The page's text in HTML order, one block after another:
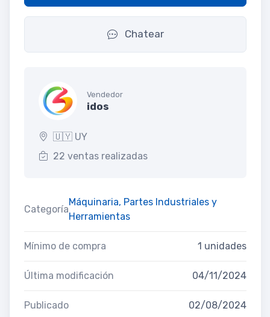
Chatear
Vendedor
idos
🇺🇾 UY
22 ventas realizadas
Categoría
Máquinaria, Partes Industriales y
Herramientas
Mínimo de compra 1 unidades
Última modificación 04/11/2024
Publicado 02/08/2024